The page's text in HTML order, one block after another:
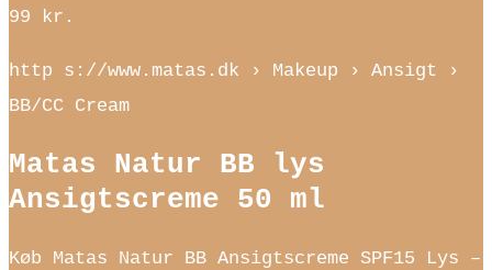
99 kr.
http s://www.matas.dk › Makeup › Ansigt ›
BB/CC Cream
Matas Natur BB lys
Ansigtscreme 50 ml
Køb Matas Natur BB Ansigtscreme SPF15 Lys –